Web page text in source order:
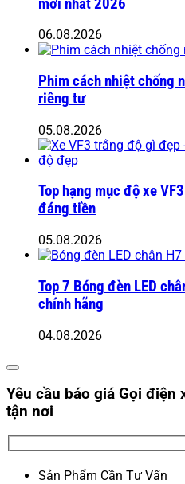
mới nhất 2026
06.08.2026
Phim cách nhiệt chống
riêng tư
05.08.2026
Top hạng mục độ xe
đáng tiền
05.08.2026
Top 7 Bóng đèn LED
chính hãng
04.08.2026
Yêu cầu báo giá Gọi điện
tận nơi
Sản Phẩm Cần Tư Vấn